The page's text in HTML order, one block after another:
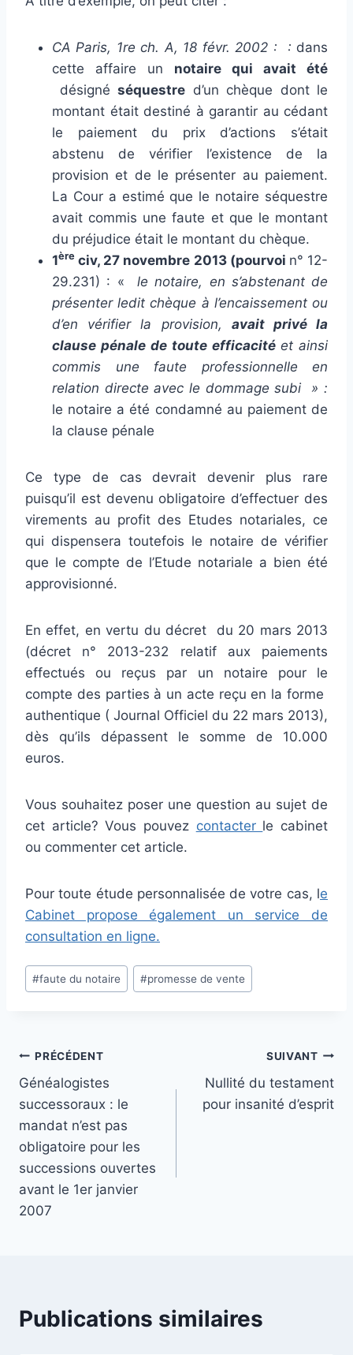
CA Paris, 1re ch. A, 18 févr. 2002 : : dans
cette affaire un notaire qui avait été
désigné séquestre d’un chèque dont le
montant était destiné à garantir au cédant
le paiement du prix d’actions s’était
abstenu de vérifier l’existence de la
provision et de le présenter au paiement.
La Cour a estimé que le notaire séquestre
avait commis une faute et que le montant
du préjudice était le montant du chèque.
1ère civ, 27 novembre 2013 (pourvoi n° 12-
29.231) : « le notaire, en s’abstenant de
présenter ledit chèque à l’encaissement ou
d’en vérifier la provision, avait privé la
clause pénale de toute efficacité et ainsi
commis une faute professionnelle en
relation directe avec le dommage subi » :
le notaire a été condamné au paiement de
la clause pénale
Ce type de cas devrait devenir plus rare
puisqu’il est devenu obligatoire d’effectuer des
virements au profit des Etudes notariales, ce
qui dispensera toutefois le notaire de vérifier
que le compte de l’Etude notariale a bien été
approvisionné.
En effet, en vertu du décret du 20 mars 2013
(décret n° 2013-232 relatif aux paiements
effectués ou reçus par un notaire pour le
compte des parties à un acte reçu en la forme
authentique ( Journal Officiel du 22 mars 2013),
dès qu’ils dépassent le somme de 10.000
euros.
Vous souhaitez poser une question au sujet de
cet article? Vous pouvez contacter le cabinet
ou commenter cet article.
Pour toute étude personnalisée de votre cas, le
Cabinet propose également un service de
consultation en ligne.
Étiquettes
de
#faute du notaire #promesse de vente
Navigation
de
l’article
PRÉCÉDENT
Généalogistes
successoraux : le
mandat n’est pas
obligatoire pour les
successions ouvertes
avant le 1er janvier
2007
SUIVANT
Nullité du testament
pour insanité d’esprit
Publications similaires